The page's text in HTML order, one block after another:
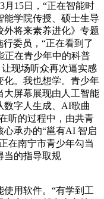
15日，“正在智能时
学院传授、硕士生导
将来素养进化》专题
委员，“正在看到了
正在青少年中的科普
现场听众再次逼实感
化。我也想学。青少年
大屏幕展现由人工智能
数字人生成、AI歌曲
听的过程中，由共青
心承办的“邕有AI 智启
在南宁市青少年勾当
当的指导取规
用软件。“有学到工